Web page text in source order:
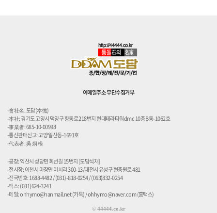
이메일주소 무단수집거부
-會社名: 도담(夲憺)
-本社: 경기도 고양시 덕양구 향동로 218번지 현대테라타워dmc 10층 B동-1062호
-事業者: 685-10-00998
-통신판매신고: 고양 일산동-1691호
-代表者: 吳 炯 模
-공장: 익산시 성당면 회선길 15번지 [도담석재]
-전시장: 이천시 마장면 이치리 300-13/대전시 유성구 현충원로 481
-전국번호: 1688-4482 / (031)-818-0254 / (063)832-0254
-팩스: (031)624-3241
-메일: ohhymo@hanmail.net (카톡) / ohhymo@naver.com (홈택스)
© 44444.co.kr